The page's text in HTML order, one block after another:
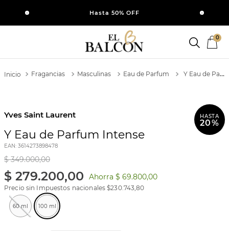
Hasta 50% OFF
0
Fragancias Masculinas Eau de Parfum Y Eau de Parfum Intense
HASTA
20%
Yves Saint Laurent
Y Eau de Parfum Intense
EAN: 3614273898478
$ 349.000,00
$ 279.200,00 Ahorra $ 69.800,00
Precio sin Impuestos nacionales $230.743,80
60 ml 100 ml